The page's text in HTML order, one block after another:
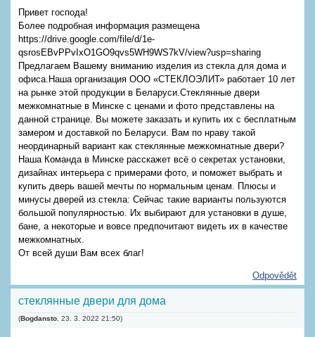
Привет господа!
Более подробная информация размещена
https://drive.google.com/file/d/1e-
qsrosEBvPPvIxO1GO9qvs5WH9WS7kV/view?usp=sharing
Предлагаем Вашему вниманию изделия из стекла для дома и
офиса.Наша организация ООО «СТЕКЛОЭЛИТ» работает 10 лет
на рынке этой продукции в Беларуси.Стеклянные двери
межкомнатные в Минске с ценами и фото представлены на
данной странице. Вы можете заказать и купить их с бесплатным
замером и доставкой по Беларуси. Вам по нраву такой
неординарный вариант как стеклянные межкомнатные двери?
Наша Команда в Минске расскажет всё о секретах установки,
дизайнах интерьера с примерами фото, и поможет выбрать и
купить дверь вашей мечты по нормальным ценам. Плюсы и
минусы дверей из стекла: Сейчас такие варианты пользуются
большой популярностью. Их выбирают для установки в душе,
бане, а некоторые и вовсе предпочитают видеть их в качестве
межкомнатных.
От всей души Вам всех благ!
Odpovědět
стеклянные двери для дома
(Bogdansto 23. 3. 2022 21:50)